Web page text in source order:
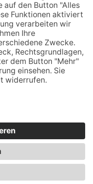
Datenschutz
Cookies
Login